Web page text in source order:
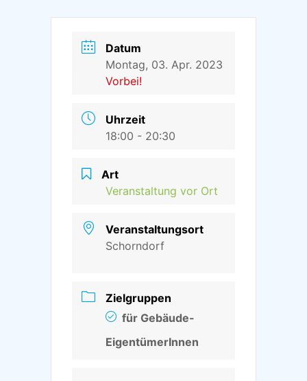
Datum
Montag, 03. Apr. 2023
Vorbei!
Uhrzeit
18:00 - 20:30
Art
Veranstaltung vor Ort
Veranstaltungsort
Schorndorf
Zielgruppen
für Gebäude-
EigentümerInnen